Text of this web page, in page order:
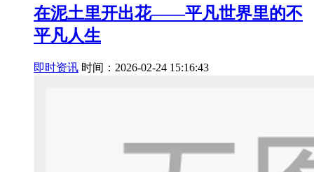
在泥土里开出花——平凡世界里的不
平凡人生
即时资讯 时间：2026-02-24 15:16:43